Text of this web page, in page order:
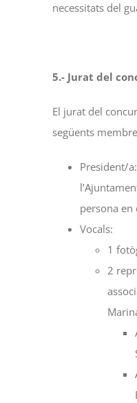
necessitats del
5.- Jurat del
El jurat del
següents
President/
persona en
Vocals:
1
2